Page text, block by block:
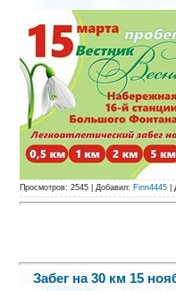
Просмотров: 2545 Добавил: Finn4445
Забег на 30 км 15